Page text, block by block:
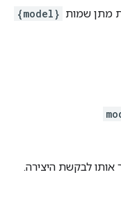
מתן שמות {model}
לבקשת היצירה.